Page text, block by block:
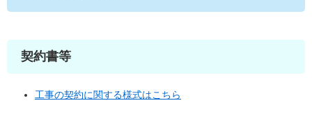
契約書等
工事の契約に関する様式はこちら